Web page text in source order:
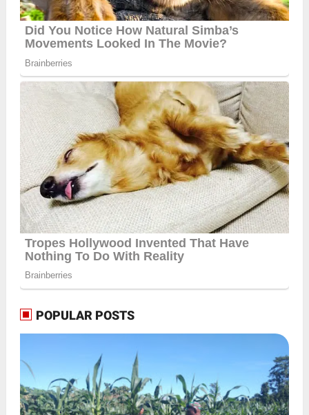
POPULAR POSTS